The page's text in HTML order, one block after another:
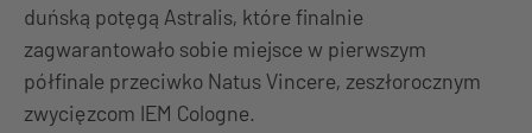
duńską potęgą Astralis, które finalnie
zagwarantowało sobie miejsce w pierwszym
półfinale przeciwko Natus Vincere, zeszłorocznym
zwycięzcom IEM Cologne.